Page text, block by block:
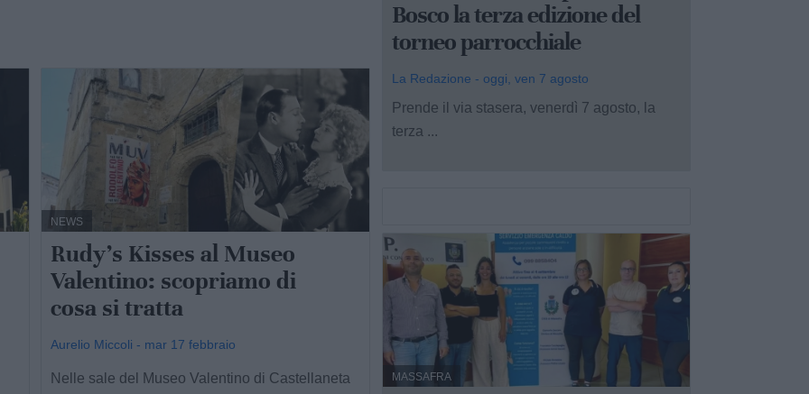
NEWS
Rudy's Kisses al Museo
Valentino: scopriamo di
cosa si tratta
Aurelio Miccoli - mar 17 febbraio
Nelle sale del Museo Valentino di Castellaneta
Bosco la terza edizione del
torneo parrocchiale
La Redazione - oggi, ven 7 agosto
Prende il via stasera, venerdì 7 agosto, la
terza ...
MASSAFRA